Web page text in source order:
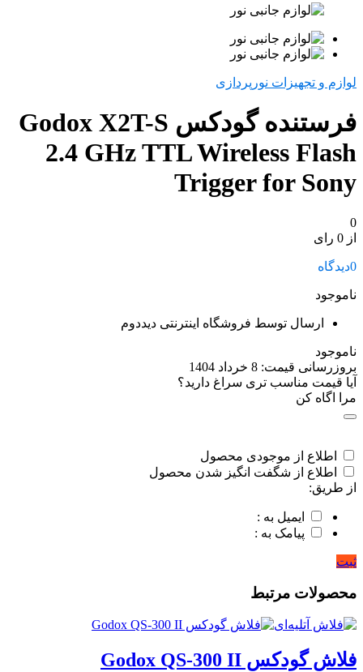
لوازم و تجهیزات نورپردازی
فرستنده گودکس Godox X2T-S
2.4 GHz TTL Wireless Flash
Trigger for Sony
0
از 0 رای
0دیدگاه
ناموجود
ارسال توسط فروشگاه اینترنتی دیددوم
ناموجود
بروزرسانی قیمت: 8 خرداد 1404
آیا قیمت مناسب تری سراغ دارید؟
مرا اگاه کن
اطلاع از موجودی محصول
اطلاع از شگفت انگیز شدن محصول
از طریق:
ایمیل به :
پیامک به :
ثبت
محصولات مرتبط
فلاش گودکس Godox QS-300 II